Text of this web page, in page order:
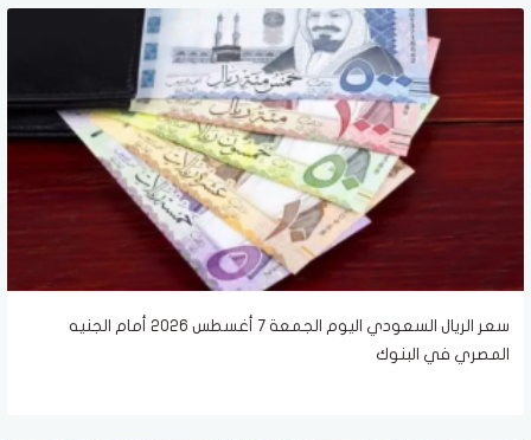
سعر الريال السعودي اليوم الجمعة 7 أغسطس 2026 أمام الجنيه
المصري في البنوك